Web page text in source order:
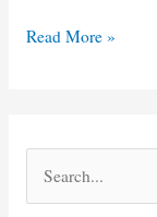
New
Haryana
pdf
Download
Read More »